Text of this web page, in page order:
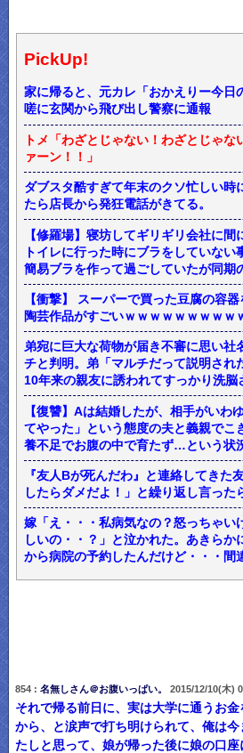
PickUp!
家に帰ると、元カレ「おかえりー今
嗟に玄関から飛び出し警察に通報
トメ「わざとじゃない！わざとじゃな
ァーン！！」
ダブスタ酷すぎて年末のクソ忙しい時
たら店長から発狂電話がきてる。
【修羅場】寝坊してギリギリ会社に
トイレに行った時にブラをしていない
簡易ブラを作って過ごしていたが同期
【衝撃】 スーパーで買った豆腐の容
陶芸作品がすごいｗｗｗｗｗｗｗｗｗ
弟宛に巨大な荷物が届き不審に思い
チと判明。弟「マルチだって説明さ
10年来の親友に誘われてすっかり洗
【復讐】Aは結婚したが、相手がいわ
てやった」という態度の夫と義親でこ
養不足でお腹の中で育たず…という状
『友人Bが死んだわ』と連絡してきた
したらダメだよ！」と繰り返し言った
嫁「え・・・私病気なの？怒っちゃい
しいの・・？」と泣かれた。あきらか
から病院の予約したんだけど・・・間
854 : 名無しさん＠お腹いっぱい。 2015/12/10(木)
それで帰る前日に、実は大学に通うお
から、と涙声で打ち明けられて、俺は
たしと思って、娘が帰った後に娘の口座